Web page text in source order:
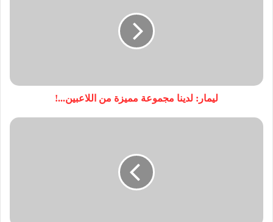
ليمار: لدينا مجموعة مميزة من اللاعبين...!